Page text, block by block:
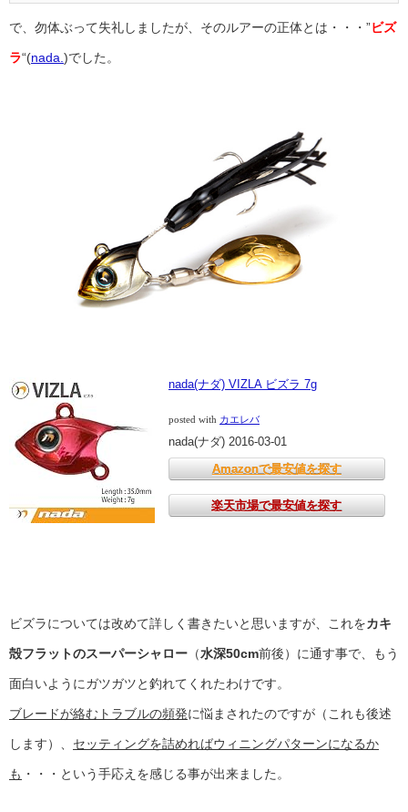
で、勿体ぶって失礼しましたが、そのルアーの正体とは・・・”ビズ
ラ“(nada.)でした。
nada(ナダ) VIZLA ビズラ 7g
posted with カエレバ
nada(ナダ) 2016-03-01
Amazonで最安値を探す
楽天市場で最安値を探す
ビズラについては改めて詳しく書きたいと思いますが、これをカキ
殻フラットのスーパーシャロー （水深50cm前後）に通す事で、もう
面白いようにガツガツと釣れてくれたわけです。
ブレードが絡むトラブルの頻発に悩まされたのですが（これも後述
します）、 セッティングを詰めればウィニングパターンになるか
も ・・・という手応えを感じる事が出来ました。